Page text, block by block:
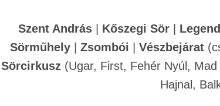
Szent András Kőszegi Sör
Sörműhely |Zsombói |Vészbejárat
Sörcirkusz(Ugar, First, Fehér Nyúl, Mad
Hajnal,